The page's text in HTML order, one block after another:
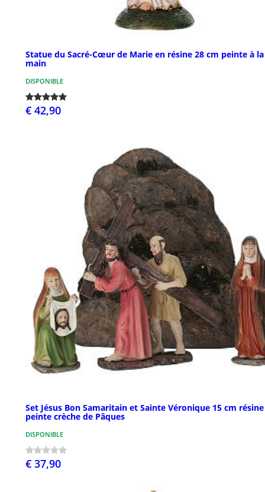
Statue du Sacré-Cœur de Marie en résine 28 cm peinte à la
main
DISPONIBLE
€ 42,90
Set Jésus Bon Samaritain et Sainte Véronique 15 cm résine
peinte crèche de Pâques
DISPONIBLE
€ 37,90